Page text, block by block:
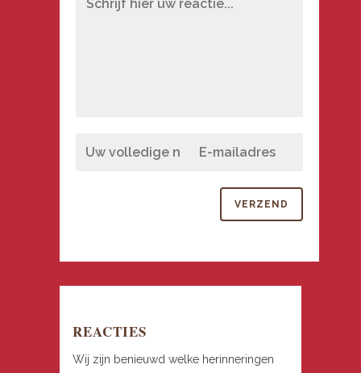
REACTIES
Wij zijn benieuwd welke herinneringen